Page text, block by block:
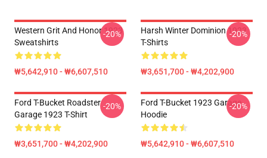
Western Grit And Honor 1923
Sweatshirts
₩5,642,910 - ₩6,607,510
-20%
Harsh Winter Dominion 1923
T-Shirts
₩3,651,700 - ₩4,202,900
-20%
Ford T-Bucket Roadster
Garage 1923 T-Shirt
₩3,651,700 - ₩4,202,900
-20%
Ford T-Bucket 1923 Garage
Hoodie
₩5,642,910 - ₩6,607,510
-20%